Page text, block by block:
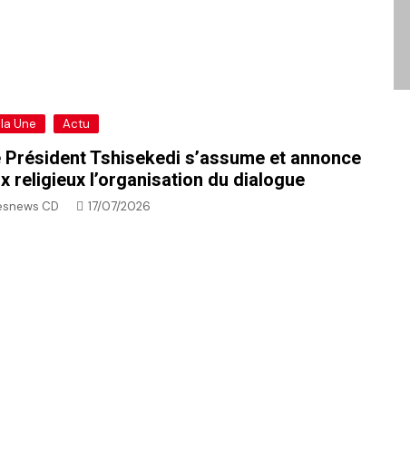
Une Actu
Président Tshisekedi s’assume et annonce
religieux l’organisation du dialogue
CD 17/07/2026